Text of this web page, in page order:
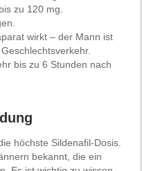
zu 120 mg.
wirkt – der Mann ist
bis zu 6 Stunden nach
höchste Sildenafil-Dosis.
bekannt, die ein